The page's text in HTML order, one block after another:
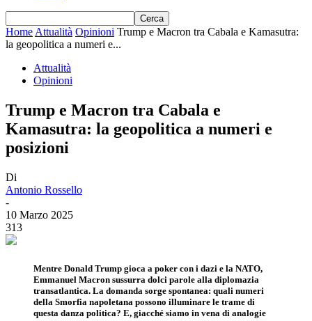
Home Attualità Opinioni Trump e Macron tra Cabala e Kamasutra:
la geopolitica a numeri e...
Attualità
Opinioni
Trump e Macron tra Cabala e
Kamasutra: la geopolitica a numeri e
posizioni
Di
Antonio Rossello
-
10 Marzo 2025
313
Mentre Donald Trump gioca a poker con i dazi e la NATO,
Emmanuel Macron sussurra dolci parole alla diplomazia
transatlantica. La domanda sorge spontanea: quali numeri
della Smorfia napoletana possono illuminare le trame di
questa danza politica? E, giacché siamo in vena di analogie